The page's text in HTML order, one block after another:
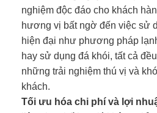
nghiệm độc đáo cho khách
hương vị bất ngờ đến việc sử
hiện đại như phương pháp
hay sử dụng đá khói, tất cả
những trải nghiệm thú vị và
khách.
Tối ưu hóa chi phí và lợi